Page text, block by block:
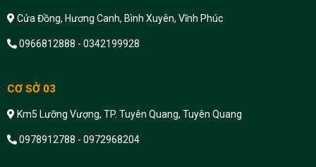
Cửa Đồng, Hương Canh, Bình Xuyên, Vĩnh Phúc
0966812888 - 0342199928
CƠ SỞ 03
Km5 Lưỡng Vượng, TP. Tuyên Quang, Tuyên Quang
0978912788 - 0972968204